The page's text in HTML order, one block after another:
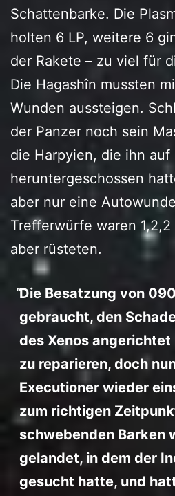
Schattenbarke. Die
holten 6 LP, weitere 6
der Rakete – zu viel für
Die Hagashîn mussten
Wunden aussteigen.
der Panzer noch sein
die Harpyien, die ihn auf
heruntergeschossen
aber nur eine
Trefferwürfe waren
aber rüsteten.
Die Besatzung von
gebraucht, den
des Xenos
zu reparieren, doch
Executioner wieder
zum richtigen
schwebenden Barken
gelandet, in dem der
gesucht hatte, und